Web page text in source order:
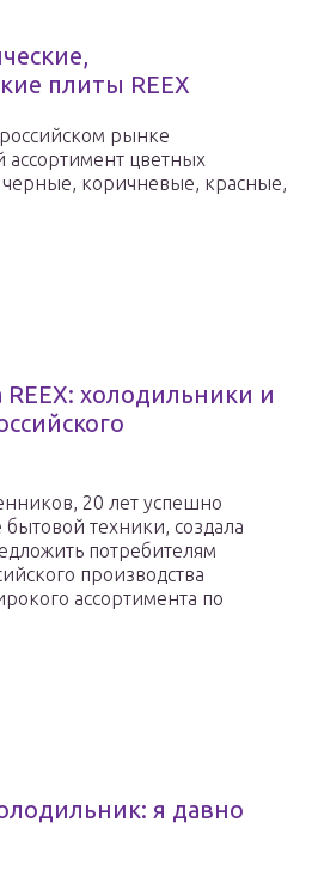
плиты REEX
рынке
цветных
коричневые, красные,
холодильники и
20 лет успешно
техники, создала
потребителям
производства
ассортимента по
я давно